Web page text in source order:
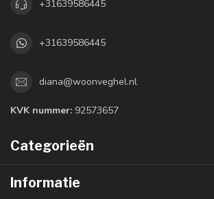
+31639586445
+31639586445
diana@woonveghel.nl
KVK nummer: 92573657
Categorieën
Informatie